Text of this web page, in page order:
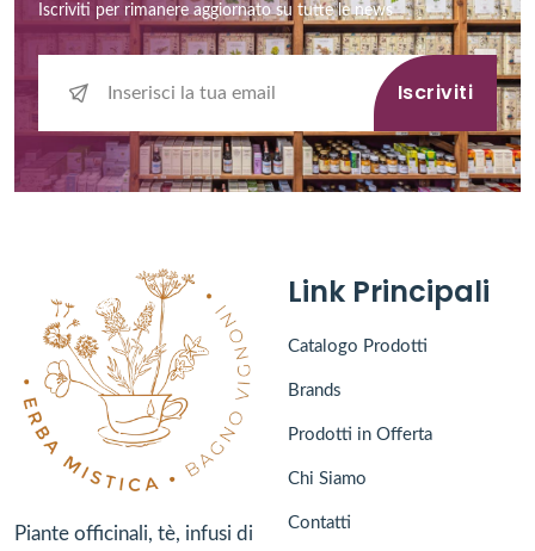
Iscriviti per rimanere aggiornato su tutte le news
Iscriviti
Piante officinali, tè, infusi di
Link Principali
Catalogo Prodotti
Brands
Prodotti in Offerta
Chi Siamo
Contatti